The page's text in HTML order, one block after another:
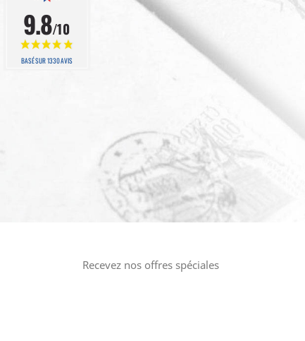
Recevez nos offres spéciales
9.8/10
BASÉ SUR 1330 AVIS